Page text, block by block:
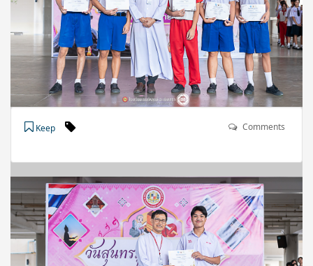
Keep Comments